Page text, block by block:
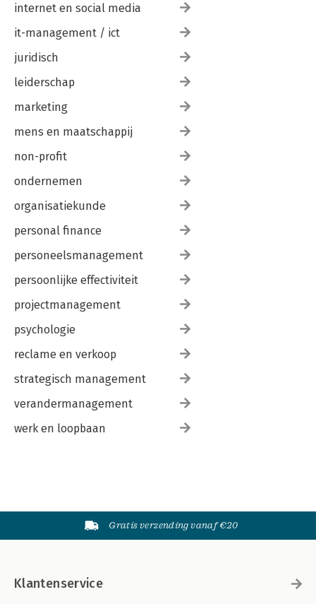
internet en social media
it-management / ict
juridisch
leiderschap
marketing
mens en maatschappij
non-profit
ondernemen
organisatiekunde
personal finance
personeelsmanagement
persoonlijke effectiviteit
projectmanagement
psychologie
reclame en verkoop
strategisch management
verandermanagement
werk en loopbaan
Gratis verzending vanaf €20
Klantenservice